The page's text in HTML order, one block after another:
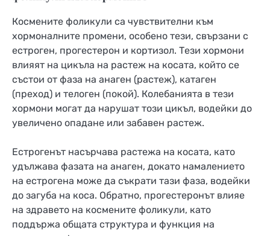
Космените фоликули са чувствителни към
хормоналните промени, особено тези, свързани с
естроген, прогестерон и кортизол. Тези хормони
влияят на цикъла на растеж на косата, който се
състои от фаза на анаген (растеж), катаген
(преход) и телоген (покой). Колебанията в тези
хормони могат да нарушат този цикъл, водейки до
увеличено опадане или забавен растеж.
Естрогенът насърчава растежа на косата, като
удължава фазата на анаген, докато намалението
на естрогена може да съкрати тази фаза, водейки
до загуба на коса. Обратно, прогестеронът влияе
на здравето на космените фоликули, като
поддържа общата структура и функция на